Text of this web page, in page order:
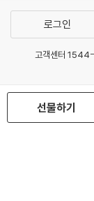
선물하기
로그인
고객센터
이용약